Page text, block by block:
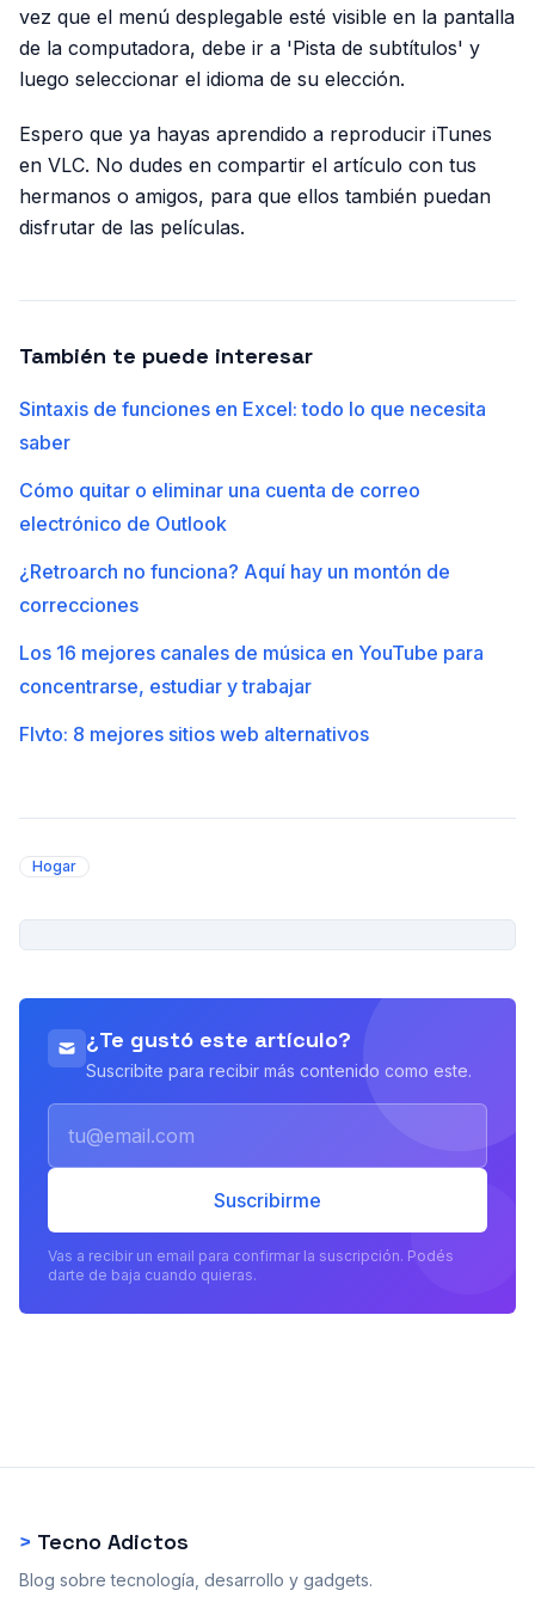
vez que el menú desplegable esté visible en la pantalla
de la computadora, debe ir a 'Pista de subtítulos' y
luego seleccionar el idioma de su elección.
Espero que ya hayas aprendido a reproducir iTunes
en VLC. No dudes en compartir el artículo con tus
hermanos o amigos, para que ellos también puedan
disfrutar de las películas.
También te puede interesar
Sintaxis de funciones en Excel: todo lo que necesita
saber
Cómo quitar o eliminar una cuenta de correo
electrónico de Outlook
¿Retroarch no funciona? Aquí hay un montón de
correcciones
Los 16 mejores canales de música en YouTube para
concentrarse, estudiar y trabajar
Flvto: 8 mejores sitios web alternativos
Hogar
¿Te gustó este artículo?
Suscribite para recibir más contenido como este.
Suscribirme
Vas a recibir un email para confirmar la suscripción. Podés
darte de baja cuando quieras.
> Tecno Adictos
Blog sobre tecnología, desarrollo y gadgets.